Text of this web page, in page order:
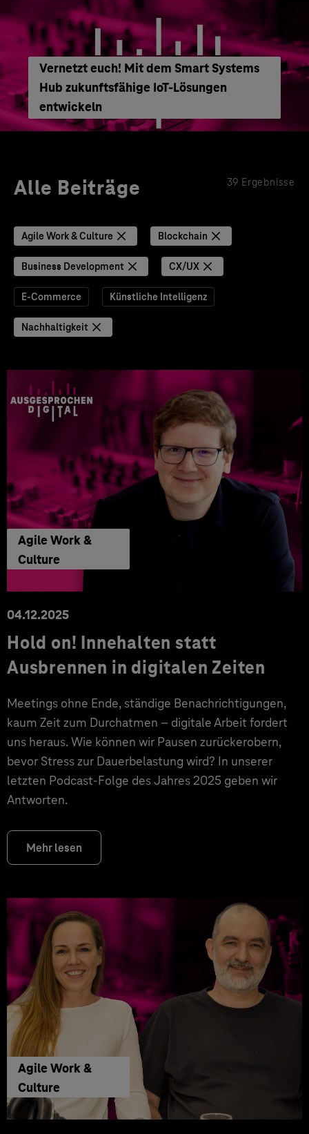
Vernetzt euch! Mit dem Smart Systems
Hub zukunftsfähige IoT-Lösungen
entwickeln
Alle Beiträge 39 Ergebnisse
Agile Work & Culture Blockchain
Business Development CX/UX
E-Commerce Künstliche Intelligenz
Nachhaltigkeit
Agile Work &
Culture
04.12.2025
Hold on! Innehalten statt
Ausbrennen in digitalen Zeiten
Meetings ohne Ende, ständige Benachrichtigungen,
kaum Zeit zum Durchatmen – digitale Arbeit fordert
uns heraus. Wie können wir Pausen zurückerobern,
bevor Stress zur Dauerbelastung wird? In unserer
letzten Podcast-Folge des Jahres 2025 geben wir
Antworten.
Mehr lesen
Agile Work &
Culture